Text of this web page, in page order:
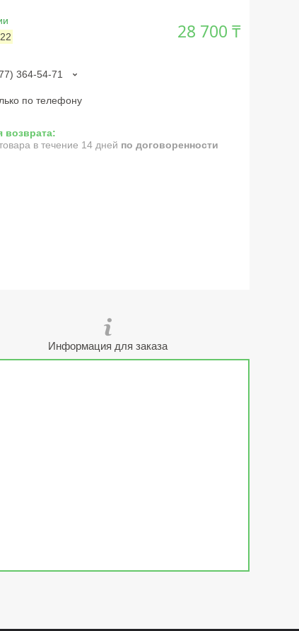
28 700 ₸
364-54-71
по телефону
в течение 14 дней по договоренности
Информация для заказа